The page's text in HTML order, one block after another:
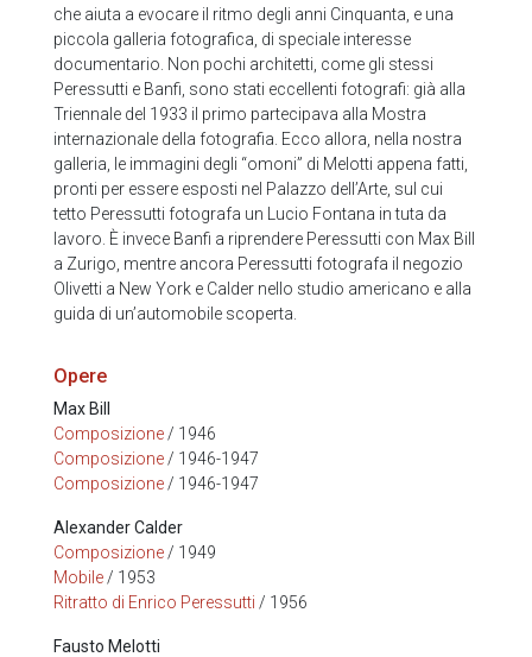
che aiuta a evocare il ritmo degli anni Cinquanta, e una
piccola galleria fotografica, di speciale interesse
documentario. Non pochi architetti, come gli stessi
Peressutti e Banfi, sono stati eccellenti fotografi: già alla
Triennale del 1933 il primo partecipava alla Mostra
internazionale della fotografia. Ecco allora, nella nostra
galleria, le immagini degli “omoni” di Melotti appena fatti,
pronti per essere esposti nel Palazzo dell’Arte, sul cui
tetto Peressutti fotografa un Lucio Fontana in tuta da
lavoro. È invece Banfi a riprendere Peressutti con Max Bill
a Zurigo, mentre ancora Peressutti fotografa il negozio
Olivetti a New York e Calder nello studio americano e alla
guida di un’automobile scoperta.
Opere
Max Bill
Composizione / 1946
Composizione / 1946-1947
Composizione / 1946-1947
Alexander Calder
Composizione / 1949
Mobile / 1953
Ritratto di Enrico Peressutti / 1956
Fausto Melotti